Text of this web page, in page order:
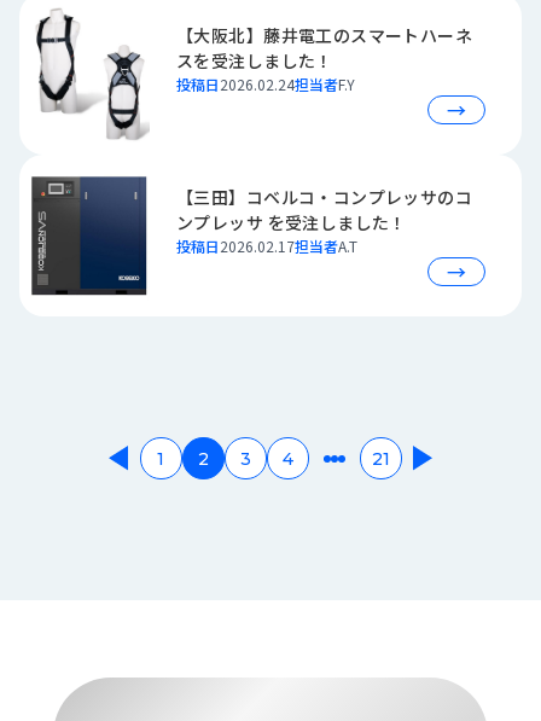
【大阪北】藤井電工のスマートハーネ
スを受注しました！
投稿日2026.02.24担当者F.Y
→
【三田】コベルコ・コンプレッサのコ
ンプレッサ を受注しました！
投稿日2026.02.17担当者A.T
→
1 2 3 4 21